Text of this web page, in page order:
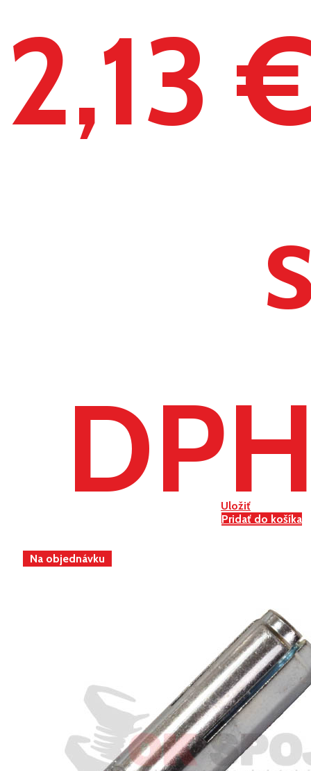
Uložiť
Pridať do košíka
2,13